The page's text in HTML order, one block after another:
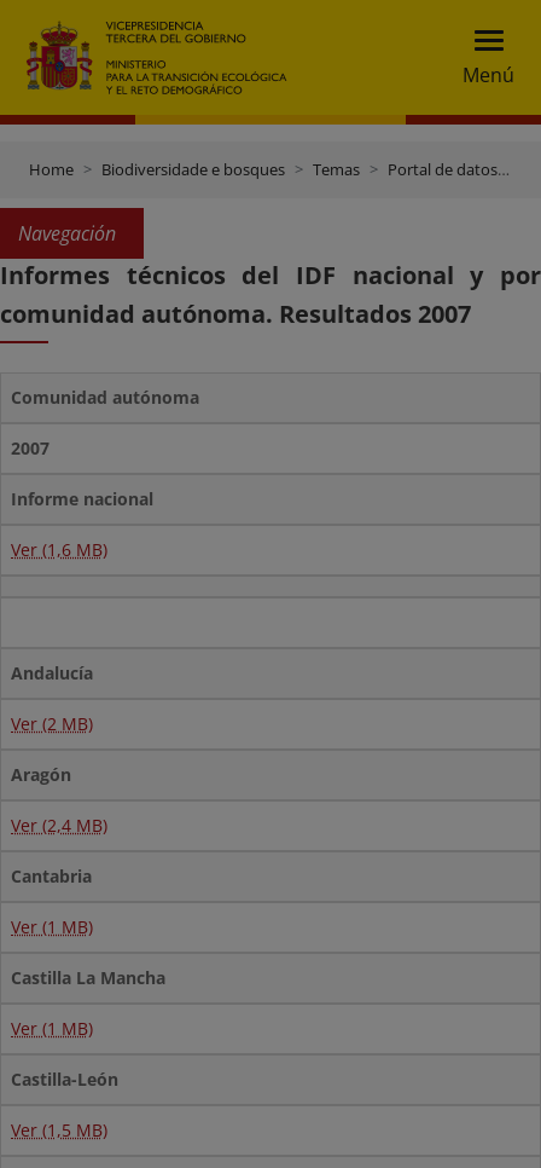
Menú
Home Biodiversidade e bosques Temas Portal de datos e inventarios
Navegación
Informes técnicos del IDF nacional y por
comunidad autónoma. Resultados 2007
Comunidad autónoma
2007
Informe nacional
Ver (1,6 MB)
Andalucía
Ver (2 MB)
Aragón
Ver (2,4 MB)
Cantabria
Ver (1 MB)
Castilla La Mancha
Ver (1 MB)
Castilla-León
Ver (1,5 MB)